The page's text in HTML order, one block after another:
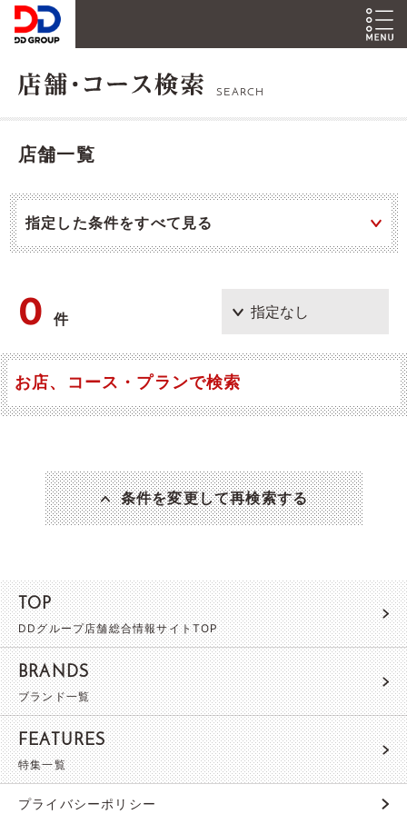
SEARCH
店舗一覧
指定した条件をすべて見る
0件
お店、コース・プランで検索
条件を変更して再検索する
TOP
DDグループ店舗総合情報サイトTOP
BRANDS
ブランド一覧
FEATURES
特集一覧
プライバシーポリシー